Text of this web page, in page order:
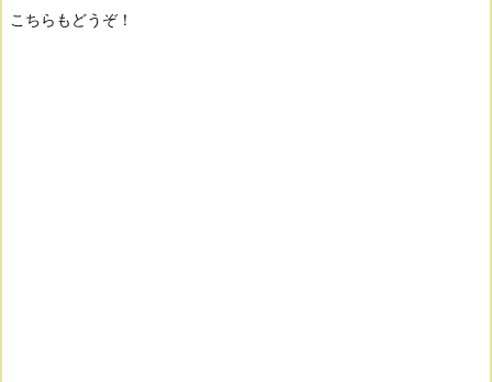
こちらもどうぞ！